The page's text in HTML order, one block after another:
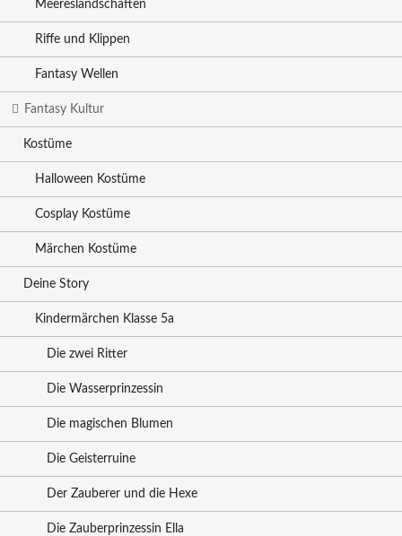
Meereslandschaften
Riffe und Klippen
Fantasy Wellen
Fantasy Kultur
Kostüme
Halloween Kostüme
Cosplay Kostüme
Märchen Kostüme
Deine Story
Kindermärchen Klasse 5a
Die zwei Ritter
Die Wasserprinzessin
Die magischen Blumen
Die Geisterruine
Der Zauberer und die Hexe
Die Zauberprinzessin Ella